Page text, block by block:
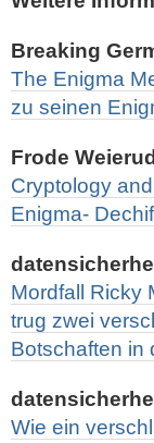
Breaking
The Enigma
zu seinen
Frode
Cryptology
Enigma-
Mordfall Ricky
trug zwei
Botschaften in
Wie ein